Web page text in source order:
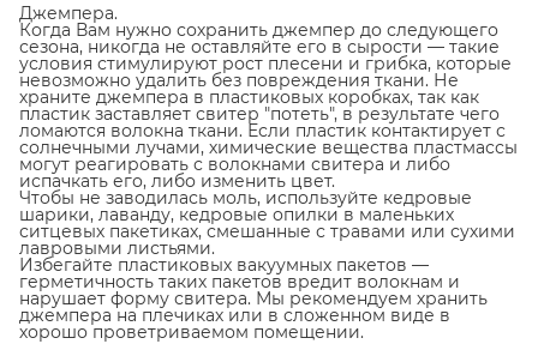
Джемпера.
Когда Вам нужно сохранить джемпер до следующего
сезона, никогда не оставляйте его в сырости — такие
условия стимулируют рост плесени и грибка, которые
невозможно удалить без повреждения ткани. Не
храните джемпера в пластиковых коробках, так как
пластик заставляет свитер "потеть", в результате чего
ломаются волокна ткани. Если пластик контактирует с
солнечными лучами, химические вещества пластмассы
могут реагировать с волокнами свитера и либо
испачкать его, либо изменить цвет.
Чтобы не заводилась моль, используйте кедровые
шарики, лаванду, кедровые опилки в маленьких
ситцевых пакетиках, смешанные с травами или сухими
лавровыми листьями.
Избегайте пластиковых вакуумных пакетов —
герметичность таких пакетов вредит волокнам и
нарушает форму свитера. Мы рекомендуем хранить
джемпера на плечиках или в сложенном виде в
хорошо проветриваемом помещении.